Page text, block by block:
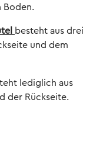
Boden.
besteht aus drei
und dem
lediglich aus
der Rückseite.